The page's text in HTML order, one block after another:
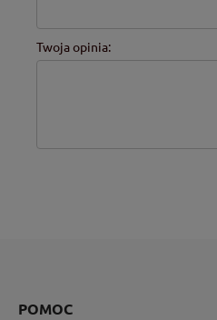
Twoja opinia:
POMOC